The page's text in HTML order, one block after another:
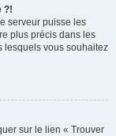
?!
serveur puisse les
plus précis dans les
lesquels vous souhaitez
sur le lien « Trouver